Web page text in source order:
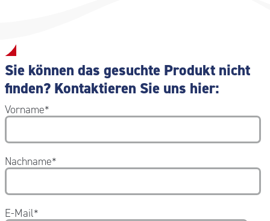
Sie können das gesuchte Produkt nicht
finden? Kontaktieren Sie uns hier:
Vorname*
Nachname*
E-Mail*